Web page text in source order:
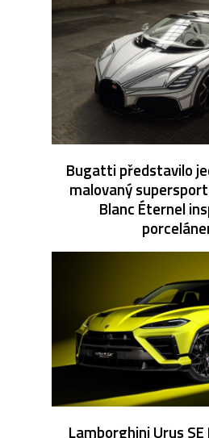
Bugatti představilo
malovaný
Blanc Éternel
Lamborghini Urus